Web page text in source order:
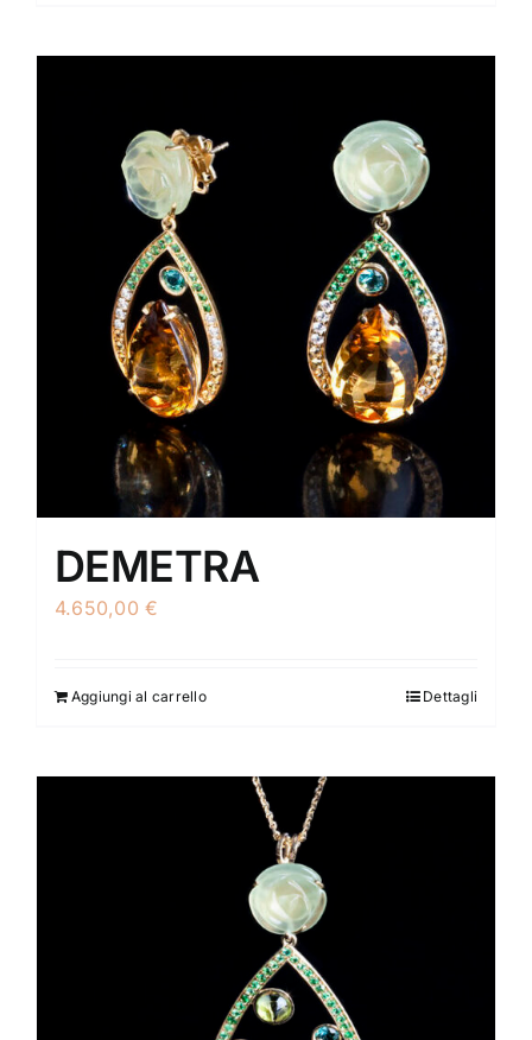
DEMETRA
4.650,00€
Aggiungi al carrello Dettagli